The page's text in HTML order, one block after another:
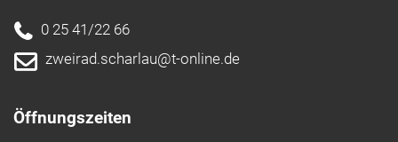
0 25 41/22 66
zweirad.scharlau@t-online.de
Öffnungszeiten